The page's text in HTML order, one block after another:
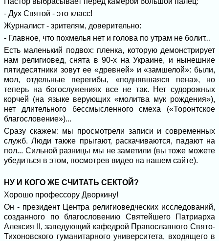
- Дух Святой - это класс!
Журналист - зрителям, доверительно:
- Главное, что похмелья нет и голова по утрам не болит...
Есть маленький подвох: пленка, которую демонстрирует
нам религиовед, снята в 90-х на Украине, и нынешние
пятидесятники зовут ее «древней» и «замшелой»: были,
мол, отдельные перегибы, «поднявшаяся пена», но
теперь на богослужениях все не так. Нет судорожных
корчей (на языке верующих «молитва мук рождения»),
нет длительного бессмысленного смеха («Торонтское
благословение»)...
Сразу скажем: мы просмотрели записи и современных
служб. Люди также прыгают, раскачиваются, падают на
пол... Сильной разницы мы не заметили (вы тоже можете
убедиться в этом, посмотрев видео на нашем сайте).
НУ И КОГО ЖЕ СЧИТАТЬ СЕКТОЙ?
Хорошо профессору Дворкину!
Он - президент Центра религиоведческих исследований,
созданного по благословению Святейшего Патриарха
Алексия II, заведующий кафедрой Православного Свято-
Тихоновского гуманитарного университета, входящего в